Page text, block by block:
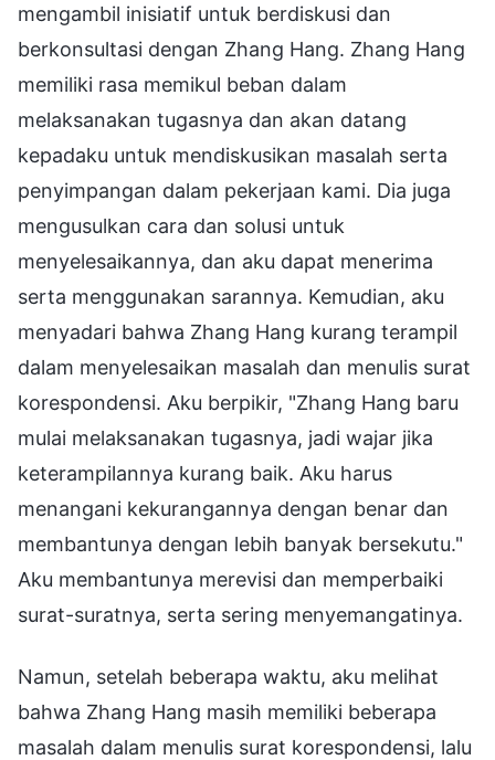
mengambil inisiatif untuk berdiskusi dan
berkonsultasi dengan Zhang Hang. Zhang Hang
memiliki rasa memikul beban dalam
melaksanakan tugasnya dan akan datang
kepadaku untuk mendiskusikan masalah serta
penyimpangan dalam pekerjaan kami. Dia juga
mengusulkan cara dan solusi untuk
menyelesaikannya, dan aku dapat menerima
serta menggunakan sarannya. Kemudian, aku
menyadari bahwa Zhang Hang kurang terampil
dalam menyelesaikan masalah dan menulis surat
korespondensi. Aku berpikir, "Zhang Hang baru
mulai melaksanakan tugasnya, jadi wajar jika
keterampilannya kurang baik. Aku harus
menangani kekurangannya dengan benar dan
membantunya dengan lebih banyak bersekutu."
Aku membantunya merevisi dan memperbaiki
surat-suratnya, serta sering menyemangatinya.
Namun, setelah beberapa waktu, aku melihat
bahwa Zhang Hang masih memiliki beberapa
masalah dalam menulis surat korespondensi, lalu